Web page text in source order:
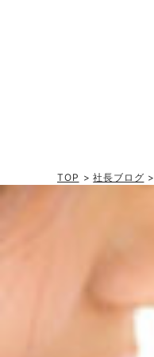
TOP >社長ブログ >